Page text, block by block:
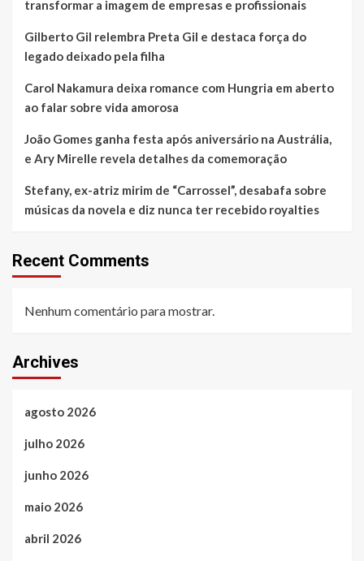
transformar a imagem de empresas e profissionais
Gilberto Gil relembra Preta Gil e destaca força do
legado deixado pela filha
Carol Nakamura deixa romance com Hungria em aberto
ao falar sobre vida amorosa
João Gomes ganha festa após aniversário na Austrália,
e Ary Mirelle revela detalhes da comemoração
Stefany, ex-atriz mirim de “Carrossel”, desabafa sobre
músicas da novela e diz nunca ter recebido royalties
Recent Comments
Nenhum comentário para mostrar.
Archives
agosto 2026
julho 2026
junho 2026
maio 2026
abril 2026